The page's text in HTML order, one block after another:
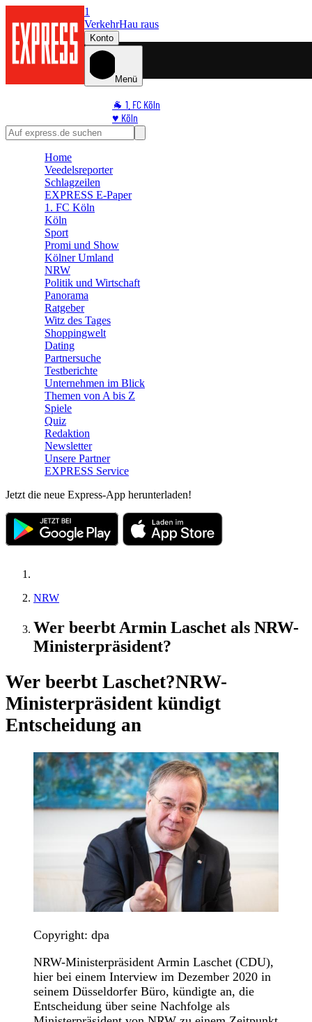
1
VerkehrHau raus
Konto
Menü
🐐 1. FC Köln
♥️ Köln
⭐ Promi
🛒 Shoppingwelt
Home
Veedelsreporter
Schlagzeilen
EXPRESS E-Paper
1. FC Köln
Köln
Sport
Promi und Show
Kölner Umland
NRW
Politik und Wirtschaft
Panorama
Ratgeber
Witz des Tages
Shoppingwelt
Dating
Partnersuche
Testberichte
Unternehmen im Blick
Themen von A bis Z
Spiele
Quiz
Redaktion
Newsletter
Unsere Partner
EXPRESS Service
Jetzt die neue Express-App herunterladen!
NRW
Wer beerbt Armin Laschet als NRW-
Ministerpräsident?
Wer beerbt Laschet?NRW-
Ministerpräsident kündigt
Entscheidung an
Copyright: dpa
NRW-Ministerpräsident Armin Laschet (CDU),
hier bei einem Interview im Dezember 2020 in
seinem Düsseldorfer Büro, kündigte an, die
Entscheidung über seine Nachfolge als